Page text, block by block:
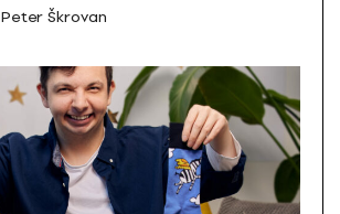
Peter Škrovan